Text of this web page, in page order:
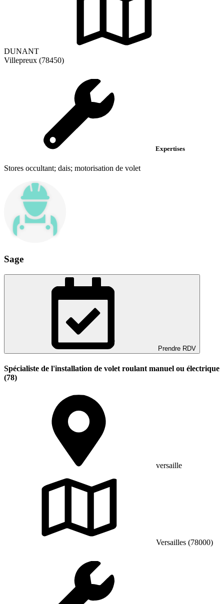
DUNANT
Villepreux (78450)
Expertises
Stores occultant; dais; motorisation de volet
Sage
Prendre RDV
Spécialiste de l'installation de volet roulant manuel ou électrique
(78)
versaille
Versailles (78000)